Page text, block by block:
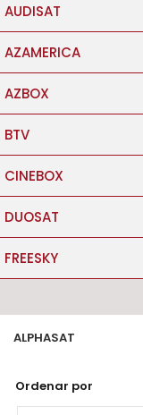
AUDISAT
AZAMERICA
AZBOX
BTV
CINEBOX
DUOSAT
FREESKY
ALPHASAT
Ordenar por